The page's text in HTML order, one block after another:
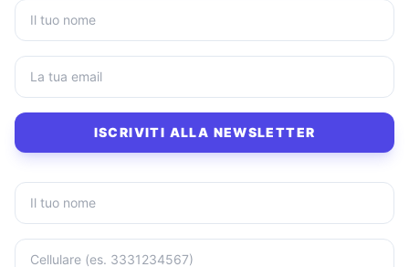
ISCRIVITI ALLA NEWSLETTER